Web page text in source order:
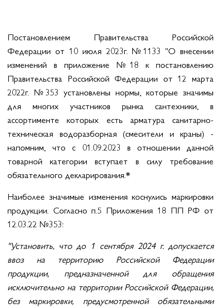
Постановлением Правительства Российской
Федерации от 10 июля 2023г. №1133 "О внесении
изменений в приложение №18 к постановлению
Правительства Российской Федерации от 12 марта
2022г. №353 установлены нормы, которые значимы
для многих участников рынка сантехники, в
ассортименте которых есть арматура санитарно-
техническая водоразборная (смесители и краны) -
напомним, что с 01.09.2023 в отношении данной
товарной категории вступает в силу требование
обязательного декларирования.*
Наиболее значимые изменения коснулись маркировки
продукции. Согласно п.5 Приложения 18 ПП РФ от
12.03.22 №353:
"Установить, что до 1 сентября 2024 г. допускается
ввоз на территорию Российской Федерации
продукции, предназначенной для обращения
исключительно на территории Российской Федерации,
без маркировки, предусмотренной обязательными